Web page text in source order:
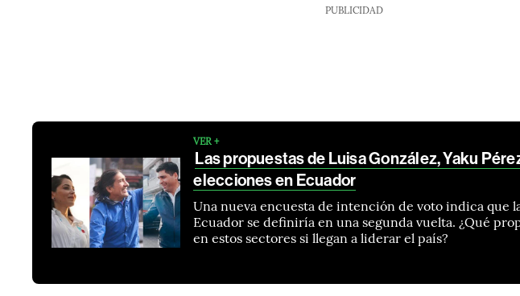
PUBLICIDAD
VER +
Las propuestas de Luisa González, Yaku
elecciones en Ecuador
Una nueva encuesta de intención de voto indica que
Ecuador se definiría en una segunda vuelta. ¿Qué
en estos sectores si llegan a liderar el país?